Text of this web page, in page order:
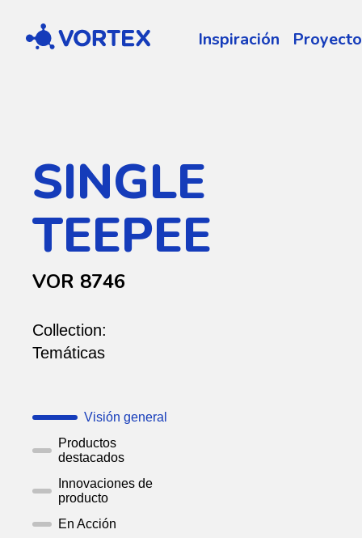
Vortex Inspiración
SINGLE
TEEPEE
VOR 8746
Collection:
Temáticas
Visión general
Productos
destacados
Innovaciones de
producto
En Acción